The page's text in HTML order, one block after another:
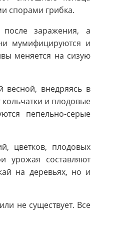
спорами грибка.
заражения, а
мумифицируются и
меняется на сизую
весной, внедряясь в
кольчатки и плодовые
пепельно-серые
цветков, плодовых
урожая составляют
на деревьях, но и
не существует. Все